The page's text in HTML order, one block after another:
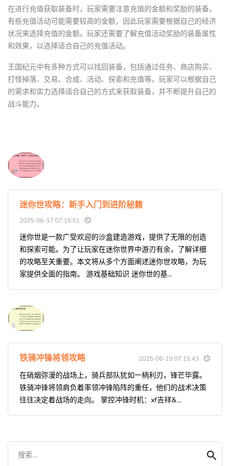
在进行充值获取装备时，玩家需要注意充值的金额和奖励的装备。
有些充值活动可能需要较高的金额，因此玩家需要根据自己的经济
状况来选择充值的金额。玩家还需要了解充值活动奖励的装备属性
和效果，以选择适合自己的充值活动。
王国纪元中有多种方式可以找回装备，包括通过任务、商店购买、
打怪掉落、交易、合成、活动、探索和充值等。玩家可以根据自己
的需求和实力选择适合自己的方式来获取装备，并不断提升自己的
战斗能力。
迷你世攻略：新手入门到进阶秘籍
2025-06-17 07:15:51
迷你世是一款广受欢迎的沙盒建造游戏，提供了无限的创造
和探索可能。为了让玩家在迷你世界中游刃有余，了解详细
的攻略至关重要。本文将从多个方面阐述迷你世攻略，为玩
家提供全面的指南。 游戏基础知识 迷你世的基...
铁骑冲锋将领攻略 2025-06-19 07:15:43
在硝烟弥漫的战场上，骑兵部队犹如一柄利刃，锋芒毕露。
铁骑冲锋将领肩负着率领冲锋陷阵的重任，他们的战术决策
往往决定着战场的走向。 掌控冲锋时机：xf吉祥&...
搜索...